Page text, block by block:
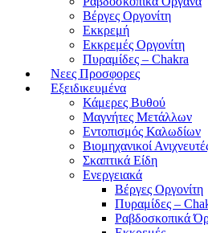
Βέργες Οργονίτη
Εκκρεμή
Εκκρεμές Οργονίτη
Πυραμίδες – Chakra
Νεες Προσφορες
Εξειδικευμένα
Κάμερες Βυθού
Μαγνήτες Μετάλλων
Εντοπισμός Καλωδίων
Βιομηχανικοί
Σκαπτικά Είδη
Ενεργειακά
Βέργες Οργονίτη
Πυραμίδες –
Ραβδοσκοπικά